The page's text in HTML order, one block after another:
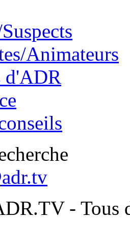
Animateurs
d'ADR
- Tous